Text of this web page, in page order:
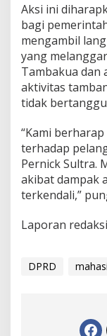
Aksi ini
bagi
mengambil
yang
Tambakua dan
aktivitas
tidak
“Kami
terhadap
Pernick Sultra.
akibat dampak
terkendali,”
Laporan
DPRD